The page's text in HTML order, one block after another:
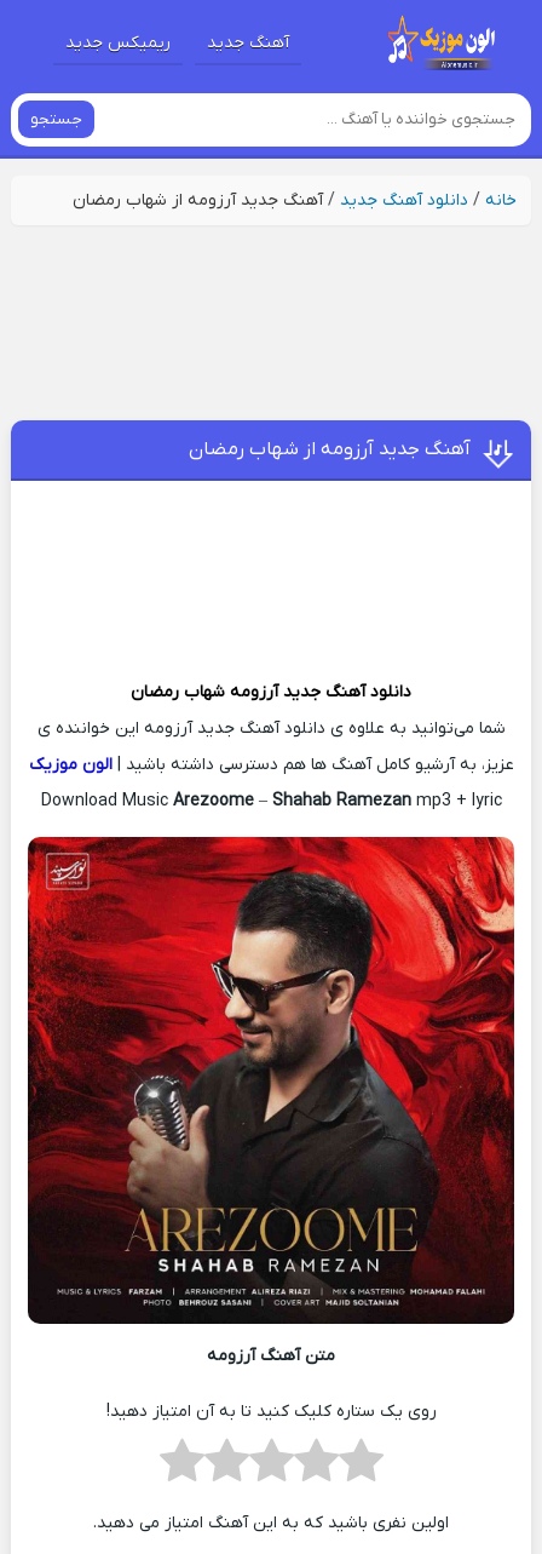
آهنگ جدید ریمیکس جدید
جستجو
خانه/ دانلود آهنگ جدید /آهنگ جدید آرزومه از شهاب رمضان
آهنگ جدید آرزومه از شهاب رمضان
دانلود آهنگ جدیدآرزومه شهاب رمضان
شما می‌توانید به علاوه ی دانلود آهنگ جدید آرزومه این خواننده ی
عزیز، به آرشیو کامل آهنگ ها هم دسترسی داشته باشید |الون موزیک
Download Music Arezoome– Shahab Ramezanmp3 + lyric
متن آهنگ آرزومه
روی یک ستاره کلیک کنید تا به آن امتیاز دهید!
اولین نفری باشید که به این آهنگ امتیاز می دهید.